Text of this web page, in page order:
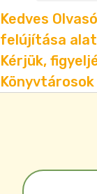
Kedves
felújítása
Kérjük,
Könyvtárosok